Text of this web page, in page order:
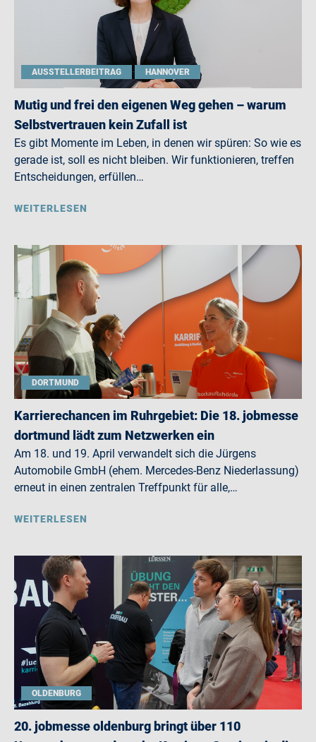
AUSSTELLERBEITRAG HANNOVER
Mutig und frei den eigenen Weg gehen – warum
Selbstvertrauen kein Zufall ist
Es gibt Momente im Leben, in denen wir spüren: So wie es
gerade ist, soll es nicht bleiben. Wir funktionieren, treffen
Entscheidungen, erfüllen…
WEITERLESEN
DORTMUND
Karrierechancen im Ruhrgebiet: Die 18. jobmesse
dortmund lädt zum Netzwerken ein
Am 18. und 19. April verwandelt sich die Jürgens
Automobile GmbH (ehem. Mercedes-Benz Niederlassung)
erneut in einen zentralen Treffpunkt für alle,…
WEITERLESEN
OLDENBURG
20. jobmesse oldenburg bringt über 110